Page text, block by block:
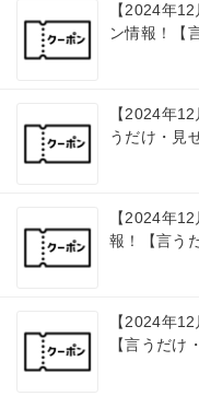
【2024年
ン情報！【
【2024年
うだけ・見
【2024年
報！【言う
【2024年
【言うだけ